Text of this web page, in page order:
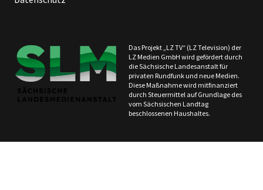
Das Projekt „LZ TV“ (LZ Television) der
LZ Medien GmbH wird gefördert durch
die Sächsische Landesanstalt für
privaten Rundfunk und neue Medien.
Diese Maßnahme wird mitfinanziert
durch Steuermittel auf Grundlage des
vom Sächsischen Landtag
beschlossenen Haushaltes.